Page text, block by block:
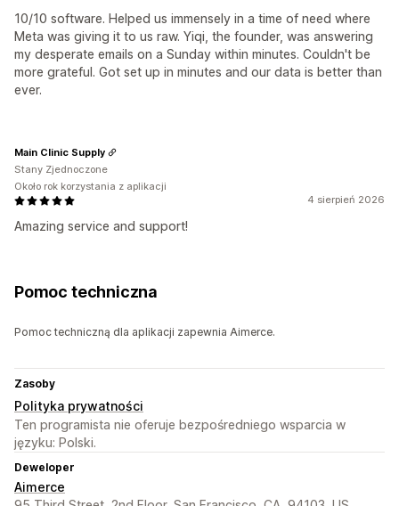
10/10 software. Helped us immensely in a time of need where
Meta was giving it to us raw. Yiqi, the founder, was answering
my desperate emails on a Sunday within minutes. Couldn't be
more grateful. Got set up in minutes and our data is better than
ever.
4 sierpień 2026
Amazing service and support!
Main Clinic Supply
Stany Zjednoczone
Około rok korzystania z aplikacji
Pomoc techniczna
Pomoc techniczną dla aplikacji zapewnia Aimerce.
Zasoby
Polityka prywatności
Ten programista nie oferuje bezpośredniego wsparcia w
języku: Polski.
Deweloper
Aimerce